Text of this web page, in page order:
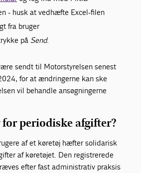
- husk at vedhæfte Excel-filen
fra bruger
på Send.
sendt til Motorstyrelsen senest
for at ændringerne kan ske
vil behandle ansøgningerne
periodiske afgifter?
af et køretøj hæfter solidarisk
af køretøjet. Den registrerede
efter fast administrativ praksis